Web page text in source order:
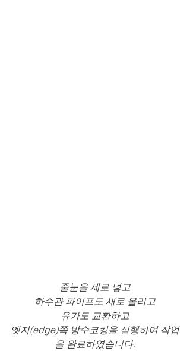
줄눈을 세로 넣고
하수관 파이프도 새로 올리고
유가도 교환하고
엣지(edge)쪽 방수코킹을 실행하여 작업
을 완료하였습니다.